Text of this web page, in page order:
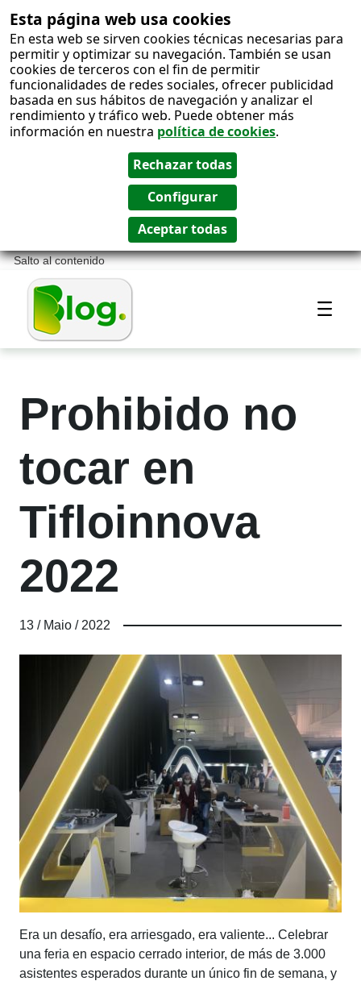
Esta página web usa cookies
En esta web se sirven cookies técnicas necesarias para
permitir y optimizar su navegación. También se usan
cookies de terceros con el fin de permitir
funcionalidades de redes sociales, ofrecer publicidad
basada en sus hábitos de navegación y analizar el
rendimiento y tráfico web. Puede obtener más
información en nuestra política de cookies.
Salto al contenido
Prohibido no
tocar en
Tifloinnova
2022
13 / Maio / 2022
Era un desafío, era arriesgado, era valiente... Celebrar
una feria en espacio cerrado interior, de más de 3.000
asistentes esperados durante un único fin de semana, y